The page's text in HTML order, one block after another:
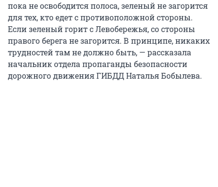
пока не освободится полоса, зеленый не загорится
для тех, кто едет с противоположной стороны.
Если зеленый горит с Левобережья, со стороны
правого берега не загорится. В принципе, никаких
трудностей там не должно быть, — рассказала
начальник отдела пропаганды безопасности
дорожного движения ГИБДД Наталья Бобылева.